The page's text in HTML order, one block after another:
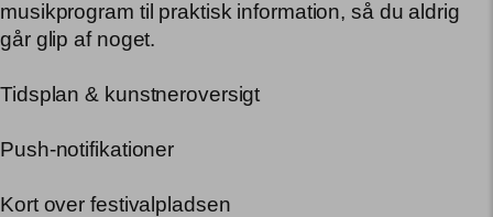
musikprogram til praktisk information, så du aldrig
går glip af noget.
Tidsplan & kunstneroversigt
Push-notifikationer
Kort over festivalpladsen